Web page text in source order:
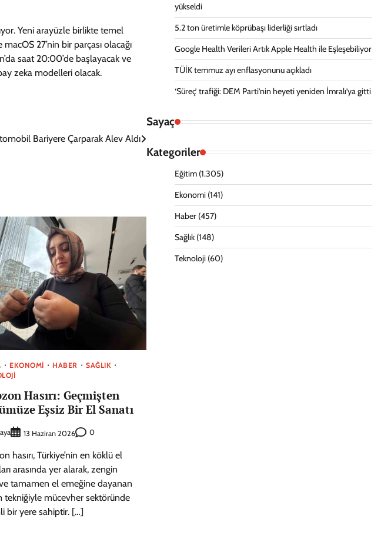
Yeni arayüzle birlikte temel
27’nin bir parçası olacağı
saat 20:00’de başlayacak ve
zeka modelleri olacak.
Bariyere Çarparak Alev Aldı
EKONOMI HABER
SAĞLIK
Hasırı: Geçmişten
Eşsiz Bir El Sanatı
13 Haziran 2026 0
hasırı, Türkiye’nin en köklü el
arasında yer alarak, zengin
tamamen el emeğine dayanan
tekniğiyle mücevher sektöründe
bir yere sahiptir. […]
yükseldi
5.2 ton üretimle köprübaşı liderliği sırtladı
Google Health Verileri Artık Apple Health ile Eşleşebiliyor
TÜİK temmuz ayı enflasyonunu açıkladı
‘Süreç’ trafiği: DEM Parti’nin heyeti yeniden İmralı’ya gitti
Sayaç
Kategoriler
Eğitim(1.305)
Ekonomi(141)
Haber(457)
Sağlık(148)
Teknoloji(60)